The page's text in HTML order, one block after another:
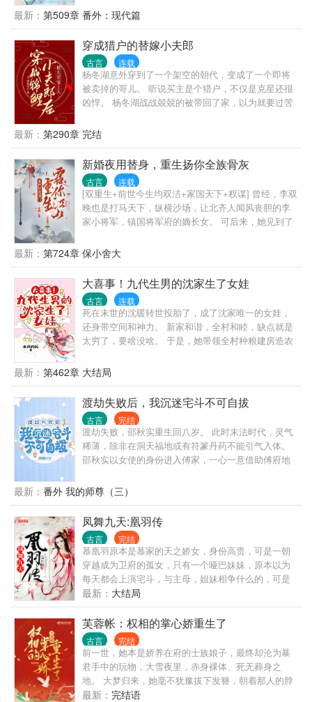
实也不算吃亏哈！ 后宫众妃：皇后的一个宫女而已，
不足为惧。 “什么？那宫女出身的徐氏，怀孕了？”
“……徐氏生了龙凤胎？” “徐氏抬旗了？” “徐氏封了毓
嫔！” “……毓妃？” “毓妃又生了龙凤胎。” “皇上封了徐
氏为毓贵妃？” “毓贵妃年过四十，又有孕了……” “皇上
封了毓贵妃为皇后？” 玄烨：朕的爱妃能生啊！宫中有
母凭子贵，朕封乐堇做皇后，怎么了？不服气你们也
给朕多生几个阿哥、公主啊？ 众妃泪崩。
最新： 第509章 番外：现代篇
穿成猎户的替嫁小夫郎
古言 连载
杨冬湖意外穿到了一个架空的朝代，变成了一个即将
被卖掉的哥儿。 听说买主是个猎户，不仅是克星还很
凶悍。 杨冬湖战战兢兢的被带回了家，以为就要过苦
子。 而且说好的凶悍呢，碰碰手就脸红的是谁啊。 猎
户身高腿长一身腱子肉，妥妥的古代版 180+黑皮体育
生。 杨冬湖极力压制住嘴角的笑容，这哪是克星，这
明明是久旱逢甘霖啊。
最新： 第290章 完结
新婚夜用替身，重生扬你全族骨灰
古言 连载
[双重生+前世今生均双洁+家国天下+权谋] 曾经，李双
晚也是打马天下，纵横沙场，让北齐人闻风丧胆的李
家小将军，镇国将军府的嫡长女。 可后来，她见到了
心，甚至不昔自毁名节自奔为眷。 不曾想，十年夫
妻，竟然全是谎言，终不过是她的一厢情愿。 怀胎十
月，生了三天三夜诞下的孩儿，成了别人的药引，而
她竟替别人养了九年的儿子而不知。 镇国将军府全族
三百八十一口，血流成了河。 那狗男人踩着她李氏镇
国将军府满门功勋，从被皇帝厌弃到封太子，最后登
上皇位。 一朝登顶，那人居高临下，冷冷道：“李双
晚，看在你李家曾对朕有过一丝助力的份上，朕今来
什么，凭什么他李家人的命就该贱，只有贱人的命才
贱！ 一朝重生，她步步筹谋，看到的是这世间满目的
疮痍。 前世那子丧族亡被焚的大仇，她来报！ 今世这
吃人不吐骨头的天下，她来覆！ 只是李双晚从来没有
想过，在这条布满荆棘的路上，会有一个叫顾星言的
男人负重前行，替她披荆斩棘，斩出一条康庄大道。
最新： 第724章 保小舍大
大喜事！九代生男的沈家生了女娃
古言 连载
死在末世的沈暖转世投胎了，成了沈家唯一的女娃，
还身带空间和神力。 新家和谐，全村和睦，缺点就是
太穷了，要啥没啥。 于是，她带领全村种粮建房造农
在致富的路上，她总能捡到一些乱七八糟的人，这些
人摇身一变全成了大佬。 河边捡到的傻叔叔是天下第
一神厨：“丫头，来，我教你做菜，咦？你做的菜居然
比我的还好吃！还是你来教我做菜吧！” 路上捡到的糟
老头是第一神医：“孩子，你天赋异禀，适合学医，
啥？你会医术，还会手术，拿我当挡箭牌！！” 山崖下
捡到的失忆公子是第一首富：“小姑娘，你救了我，我
送你千两黄金，啊？你怎么会有我的卖身契？” 破庙门
我要收你为徒！啊啊啊！你个女娃子哪来这么大力，
别打了，要飞了！” 还有那个从山里捡来的小男孩，竟
被她养成了一代君王，还要拐她回家当媳妇儿！
最新： 第462章 大结局
渡劫失败后，我沉迷宅斗不可自拔
古言 完结
渡劫失败，邵秋实重生回八岁。 此时末法时代，灵气
稀薄，除非在洞天福地或有符篆丹药不能引气入体。
邵秋实以女使的身份进入傅家，一心一意借助傅府地
不对劲。 为什么扇巴掌能引气入体？ 为什么砸玉佩能
获得鸿运？ 为什么杀娘子能获得真灵？ 还有这个什么
系统，为什么能炼出道德金光万物母气？ 也有人跟她
一样是重生的？穿越而来夺舍的元婴大能简直要按打
算？气运之子也是多得数不胜数？还有锦鲤团宠真假
千金？ 而她只要牵扯其中就能获得异宝机缘？ 邵秋实
终于不得不相信，这一世，无需禁地历练拼死搏杀，
只需在后宅扯扯头花就能提升修为。 在修为快速提升
的过程中，邵秋实更惊讶地发现，她成功地……入魔
业的，宅斗也是专业的。
最新： 番外 我的师尊（三）
凤舞九天:凰羽传
古言 完结
慕凰羽原本是慕家的天之娇女，身份高贵，可是一朝
穿越成为卫府的孤女，只有一个哑巴妹妹，原本以为
每天都会上演宅斗，与主母，姐妹相争什么的，可是
意外的发现竟然没有，在卫府的日子过得出乎意料。
那是不是就可以安安稳稳过日子，可是。。。 狐狸的
尾巴迟早会露出来，宅院岂会安静? 潜藏的敌人往往更
加可怕! 但小小的宅院岂能是一辈子的安居之处! 于
是，背起行囊，戴上凤戒，去往那个神秘的中渊大陆.
最新： 大结局
芙蓉帐：权相的掌心娇重生了
古言 完结
前一世，她本是娇养在府的士族娘子，最终却沦为暴
君手中的玩物，大雪夜里，赤身裸体、死无葬身之
地。 大梦归来，她毫不犹豫拔下发簪，朝着那人的脖
颈扎去，既然要血债血偿，那么就从此刻开始......
最新： 完结语